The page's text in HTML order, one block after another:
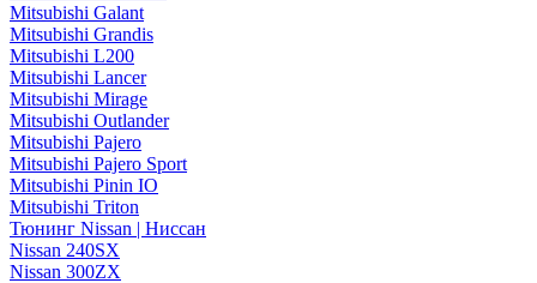
Mitsubishi Galant
Mitsubishi Grandis
Mitsubishi L200
Mitsubishi Lancer
Mitsubishi Mirage
Mitsubishi Outlander
Mitsubishi Pajero
Mitsubishi Pajero Sport
Mitsubishi Pinin IO
Mitsubishi Triton
Тюнинг Nissan | Ниссан
Nissan 240SX
Nissan 300ZX